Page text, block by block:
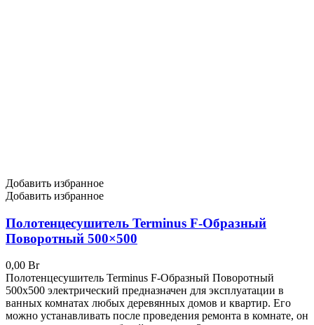
Добавить избранное
Добавить избранное
Полотенцесушитель Terminus F-Образный
Поворотный 500×500
0,00 Br
Полотенцесушитель Terminus F-Образный Поворотный
500x500 электрический предназначен для эксплуатации в
ванных комнатах любых деревянных домов и квартир. Его
можно устанавливать после проведения ремонта в комнате, он